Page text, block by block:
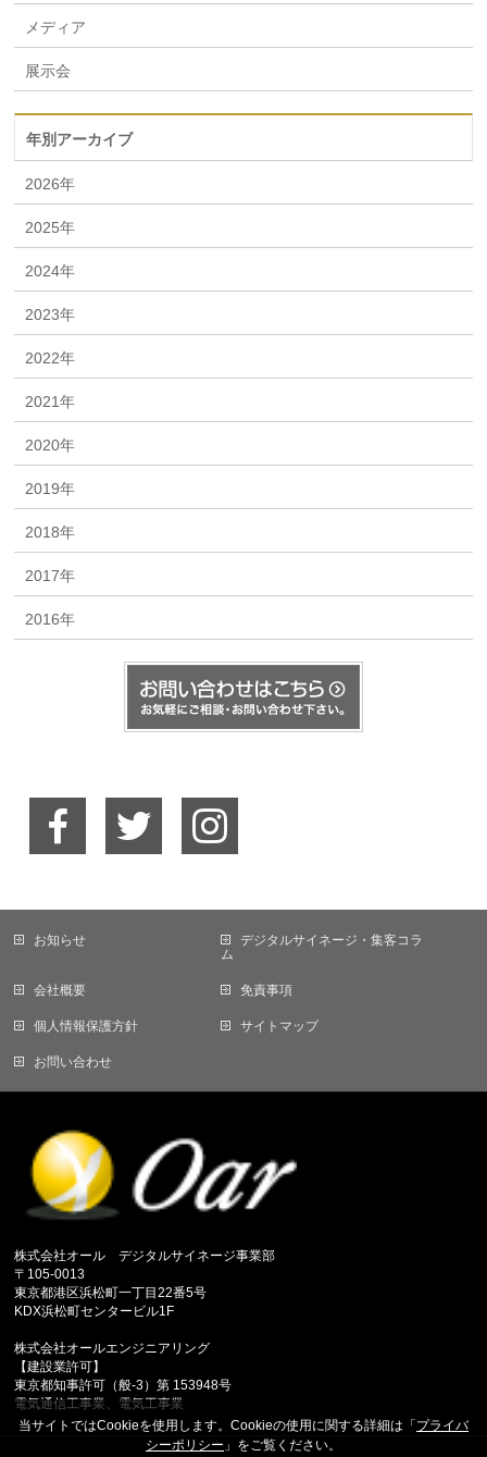
当サイトではCookieを使用します。Cookieの使用に関する詳細は「プライバ
シーポリシー 」をご覧ください。
メディア
展示会
年別アーカイブ
2026年
2025年
2024年
2023年
2022年
2021年
2020年
2019年
2018年
2017年
2016年
お知らせ
デジタルサイネージ・集客コラ
ム
会社概要 免責事項
個人情報保護方針 サイトマップ
お問い合わせ
株式会社オール デジタルサイネージ事業部
〒105-0013
東京都港区浜松町一丁目22番5号
KDX浜松町センタービル1F
株式会社オールエンジニアリング
【建設業許可】
東京都知事許可（般-3）第 153948号
電気通信工事業、電気工事業